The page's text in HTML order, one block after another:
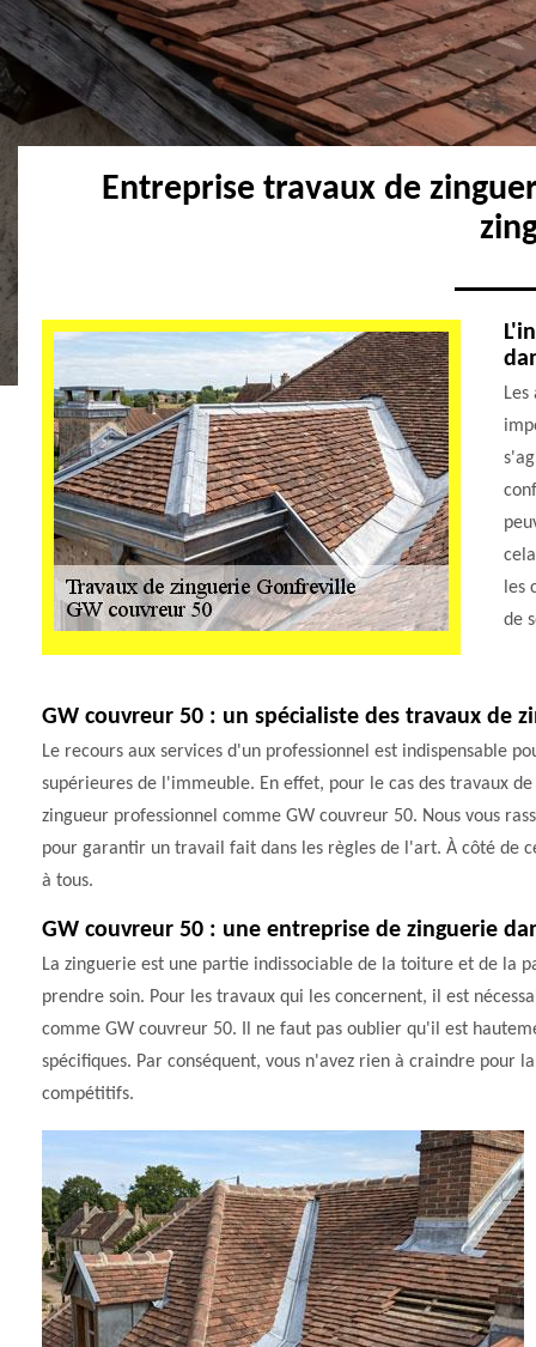
Entreprise travaux de
les
de
GW couvreur 50 : un spécialiste des travaux de
Le recours aux services d'un professionnel est indispensable
supérieures de l'immeuble. En effet, pour le cas des travaux
zingueur professionnel comme GW couvreur 50. Nous vous
pour garantir un travail fait dans les règles de l'art. À côté de
à tous.
GW couvreur 50 : une entreprise de zinguerie
La zinguerie est une partie indissociable de la toiture et de la
prendre soin. Pour les travaux qui les concernent, il est
comme GW couvreur 50. Il ne faut pas oublier qu'il est
spécifiques. Par conséquent, vous n'avez rien à craindre pour
compétitifs.